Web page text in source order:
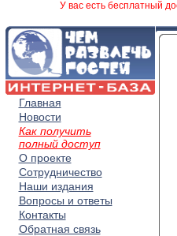
У вас есть бесплатный
Главная
Новости
Как получить
полный доступ
О проекте
Сотрудничество
Наши издания
Вопросы и ответы
Контакты
Обратная связь